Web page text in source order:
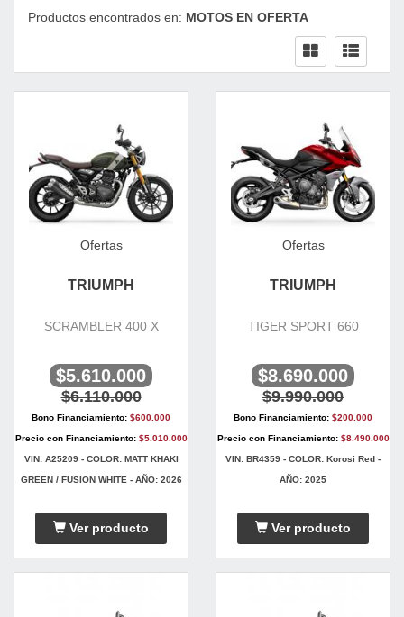
Productos encontrados en: MOTOS EN OFERTA
Ofertas
TRIUMPH
SCRAMBLER 400 X
$5.610.000
$6.110.000
Bono Financiamiento: $600.000
Precio con Financiamiento: $5.010.000
VIN: A25209 - COLOR: MATT KHAKI
GREEN / FUSION WHITE - AÑO: 2026
Ver producto
Ofertas
TRIUMPH
TIGER SPORT 660
$8.690.000
$9.990.000
Bono Financiamiento: $200.000
Precio con Financiamiento: $8.490.000
VIN: BR4359 - COLOR: Korosi Red -
AÑO: 2025
Ver producto